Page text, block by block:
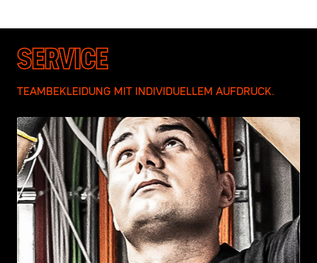
SERVICE
TEAMBEKLEIDUNG MIT INDIVIDUELLEM AUFDRUCK.